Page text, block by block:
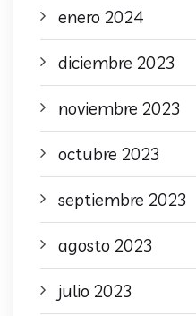
enero 2024
diciembre 2023
noviembre 2023
octubre 2023
septiembre 2023
agosto 2023
julio 2023